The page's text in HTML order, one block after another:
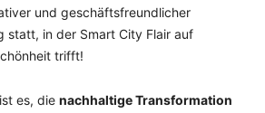
und geschäftsfreundlicher
statt, in der Smart City Flair auf
trifft!
es, die nachhaltige Transformation